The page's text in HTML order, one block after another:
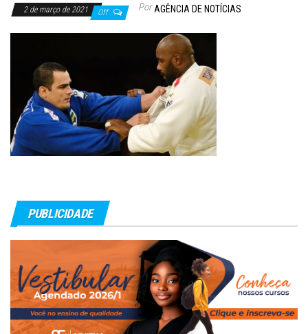
2 de março de 2021 Off Por AGÊNCIA DE NOTÍCIAS
PUBLICIDADE